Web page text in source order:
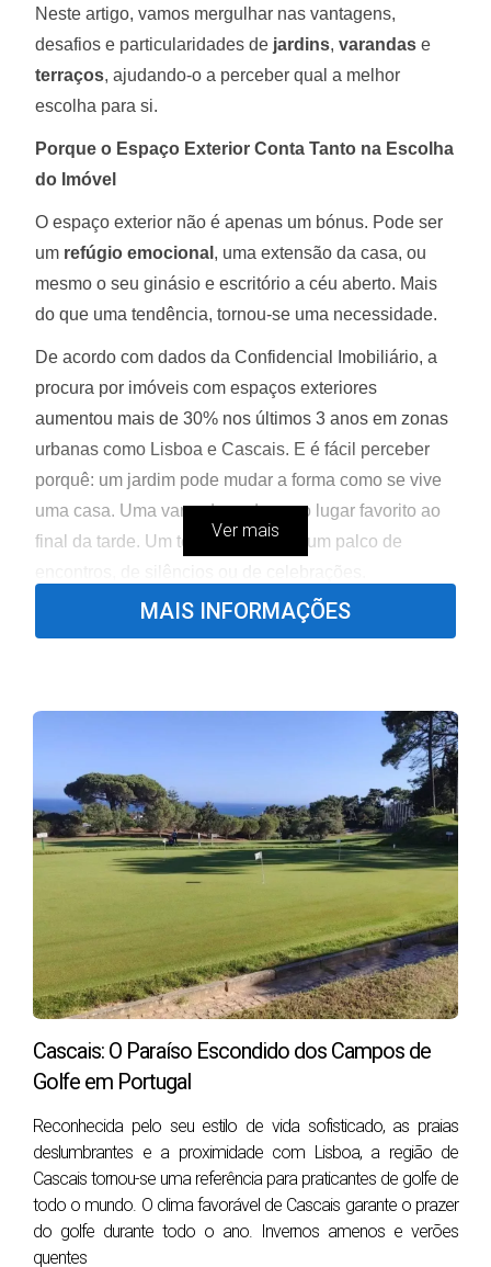
Neste artigo, vamos mergulhar nas vantagens,
desafios e particularidades de jardins, varandas e
terraços, ajudando-o a perceber qual a melhor
escolha para si.
Porque o Espaço Exterior Conta Tanto na Escolha
do Imóvel
O espaço exterior não é apenas um bónus. Pode ser
um refúgio emocional , uma extensão da casa, ou
mesmo o seu ginásio e escritório a céu aberto. Mais
do que uma tendência, tornou-se uma necessidade.
De acordo com dados da Confidencial Imobiliário, a
procura por imóveis com espaços exteriores
aumentou mais de 30% nos últimos 3 anos em zonas
urbanas como Lisboa e Cascais. E é fácil perceber
porquê: um jardim pode mudar a forma como se vive
uma casa. Uma varanda pode ser o lugar favorito ao
final da tarde. Um terraço pode ser um palco de
é o sonho de muitos. A ideia de acordar
com pássaros a cantar, sentir o cheiro da relva
molhada ou ver as crianças a brincar em segurança...
tudo isto parece tirado de um filme. E, para algumas
famílias, é mesmo a peça que falta para uma vida
Espaço para crianças, animais de estimação e
convívios familiares.
flores, ou simplesmente relaxar.
Valorizam o imóvel, especialmente em zonas
Desvantagens:
Necessitam de manutenção regular (rega, poda,
limpeza).
Ocupam área do terreno.
Ver mais
MAIS INFORMAÇÕES
Cascais: O Paraíso Escondido dos Campos de
Golfe em Portugal
Reconhecida pelo seu estilo de vida sofisticado, as praias
deslumbrantes e a proximidade com Lisboa, a região de
Cascais tornou-se uma referência para praticantes de golfe de
todo o mundo. O clima favorável de Cascais garante o prazer
do golfe durante todo o ano. Invernos amenos e verões
quentes